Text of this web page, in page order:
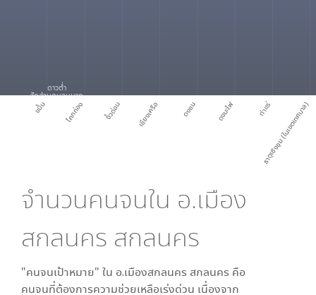
ขมิ้น โคกก่อง งิ้วด่อน เชียงเครือ ดงชน ดงมะไฟ ท่าแร่
ธาตุเชิงชุม (ในเขตเทศบาล)
ดาวต่ำ
สัดส่วนคนจนมาก
จำนวนคนจนใน อ.เมือง
สกลนคร สกลนคร
"คนจนเป้าหมาย" ใน อ.เมืองสกลนคร สกลนคร คือ
คนจนที่ต้องการความช่วยเหลือเร่งด่วน เนื่องจาก